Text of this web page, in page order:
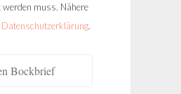
muss. Nähere
Datenschutzerklärung.